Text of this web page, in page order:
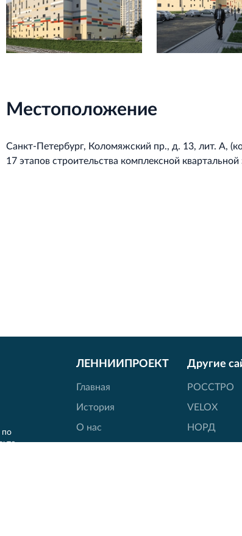
Местоположение
Санкт-Петербург, Коломяжский пр., д. 13, лит. А,
17 этапов строительства комплексной квартальной
по
ЛЕННИИПРОЕКТ
Главная
История
О нас
Другие
РОССТРО
VELOX
НОРД